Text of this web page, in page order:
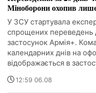
Міноборони охопив
У ЗСУ стартувала
спрощених переведень
застосунок Армія+.
календарних днів на
відображається в
12:59 06.08